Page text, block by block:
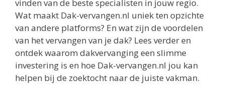
vinden van de beste specialisten in jouw regio.
Wat maakt Dak-vervangen.nl uniek ten opzichte
van andere platforms? En wat zijn de voordelen
van het vervangen van je dak? Lees verder en
ontdek waarom dakvervanging een slimme
investering is en hoe Dak-vervangen.nl jou kan
helpen bij de zoektocht naar de juiste vakman.